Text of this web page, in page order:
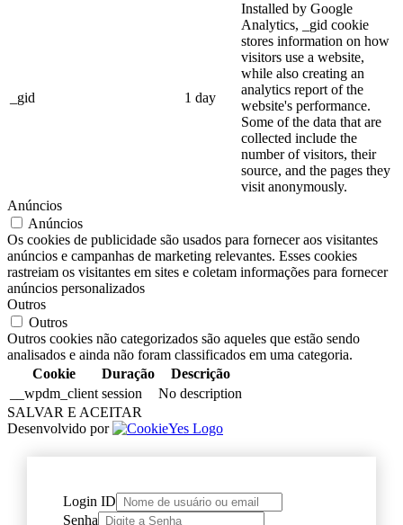
_gid 1 day
Installed by Google
Analytics, _gid cookie
stores information on how
visitors use a website,
while also creating an
analytics report of the
website's performance.
Some of the data that are
collected include the
number of visitors, their
source, and the pages they
visit anonymously.
Anúncios
Anúncios
Os cookies de publicidade são usados para fornecer aos visitantes
anúncios e campanhas de marketing relevantes. Esses cookies
rastreiam os visitantes em sites e coletam informações para fornecer
anúncios personalizados
Outros
Outros
Outros cookies não categorizados são aqueles que estão sendo
analisados e ainda não foram classificados em uma categoria.
Cookie
Duração
Descrição
__wpdm_client session
No description
SALVAR E ACEITAR
Desenvolvido por
Login ID
Senha